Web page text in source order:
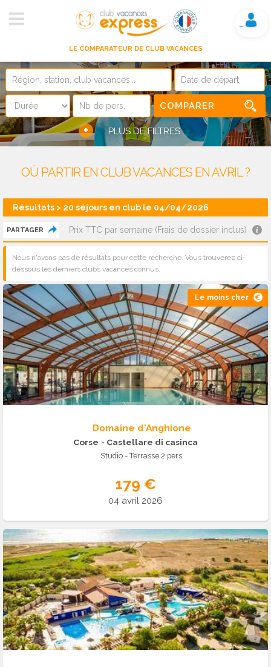
LE COMPARATEUR DE CLUB VACANCES
Mon compte
COMPARER
+ PLUS DE FILTRES
OÙ PARTIR EN CLUB VACANCES EN AVRIL ?
Résultats > 20 séjours en club le 04/04/2026
PARTAGER Prix TTC par semaine (Frais de dossier inclus)
Nous n'avons pas de résultats pour cette recherche. Vous trouverez ci-
dessous les derniers clubs vacances connus.
Le moins cher
Domaine d'Anghione
Corse - Castellare di casinca
Studio - Terrasse 2 pers.
179 €
04 avril 2026